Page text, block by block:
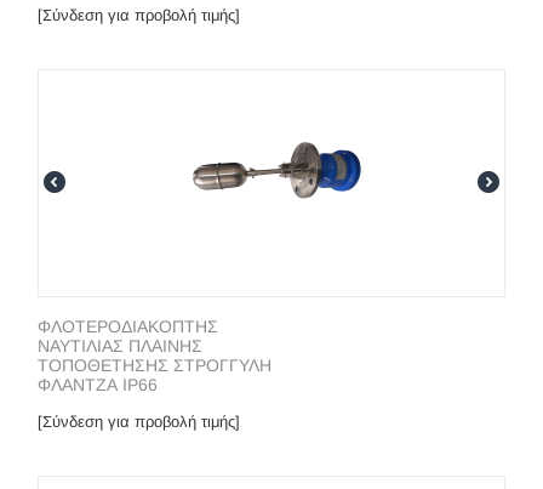
[Σύνδεση για προβολή τιμής]
ΦΛΟΤΕΡΟΔΙΑΚΟΠΤΗΣ
ΝΑΥΤΙΛΙΑΣ ΠΛΑΙΝΗΣ
ΤΟΠΟΘΕΤΗΣΗΣ ΣΤΡΟΓΓΥΛΗ
ΦΛΑΝΤΖΑ IP66
[Σύνδεση για προβολή τιμής]